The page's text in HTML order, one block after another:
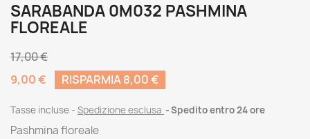
SARABANDA 0M032 PASHMINA
FLOREALE
17,00 €
9,00 €
RISPARMIA 8,00 €
Tasse incluse Spedizione esclusa Spedito entro 24 ore
Pashmina floreale